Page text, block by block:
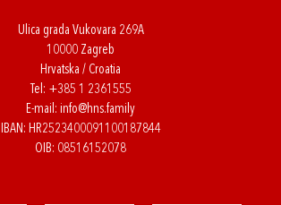
Ulica grada Vukovara 269A
10000 Zagreb
Hrvatska / Croatia
Tel: +385 1 2361555
E-mail: info@hns.family
IBAN: HR2523400091100187844
OIB: 08516152078